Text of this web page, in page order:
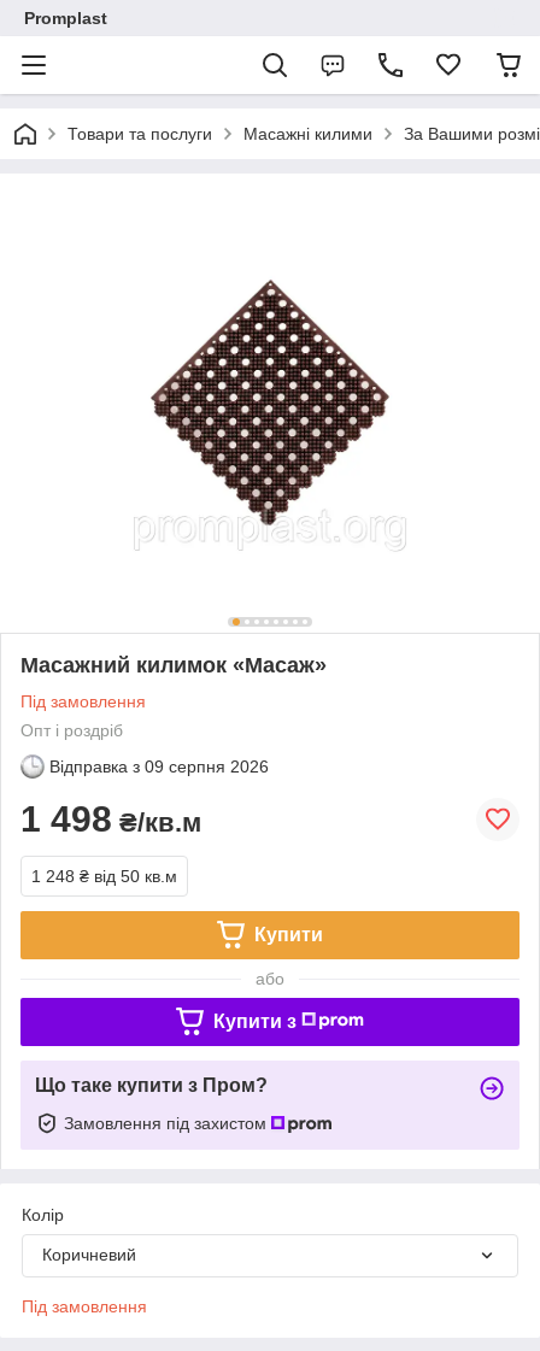
Promplast
Товари та послуги Масажні килими За Вашими
Масажний килимок «Масаж»
Під замовлення
Опт і роздріб
Відправка з 09 серпня 2026
1 498 ₴/кв.м
1 248 ₴ від 50 кв.м
Купити
або
Купити з
Що таке купити з Пром?
Замовлення під захистом
Колір
Коричневий
Під замовлення